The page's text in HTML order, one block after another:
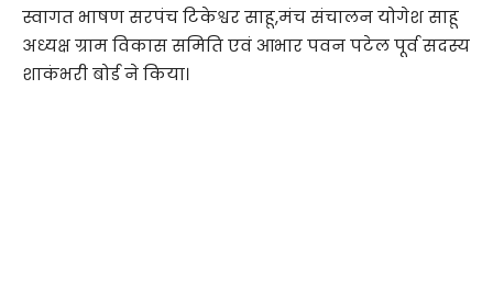
स्वागत भाषण सरपंच टिकेश्वर साहू,मंच संचालन योगेश साहू
अध्यक्ष ग्राम विकास समिति एवं आभार पवन पटेल पूर्व सदस्य
शाकंभरी बोर्ड ने किया।